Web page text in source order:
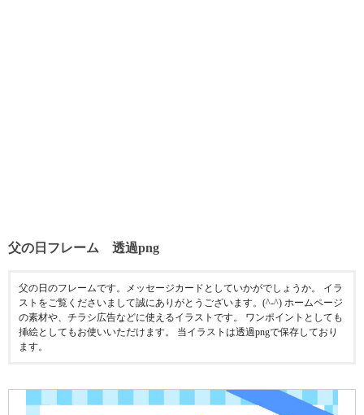
父の日フレーム 透過png
父の日のフレームです。メッセージカードとしていかがでしょうか。 イラ
ストをご覧くださいまして誠にありがとうございます。(^-^) ホームページ
の素材や、チラシ広告などに使えるイラストです。 ワンポイントとしても
挿絵としてもお使いいただけます。 当イラストは透過pngで保存しており
ます。